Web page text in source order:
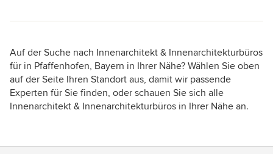
Auf der Suche nach Innenarchitekt & Innenarchitekturbüros
für in Pfaffenhofen, Bayern in Ihrer Nähe? Wählen Sie oben
auf der Seite Ihren Standort aus, damit wir passende
Experten für Sie finden, oder schauen Sie sich alle
Innenarchitekt & Innenarchitekturbüros in Ihrer Nähe an.